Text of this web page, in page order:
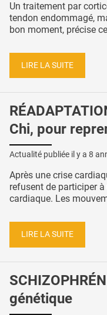
Un traitement par
tendon endommagé,
bon moment, précise
LIRE LA SUITE
Chi, pour
Actualité publiée il y a 8
Après une crise
refusent de participer
cardiaque. Les
LIRE LA SUITE
génétique